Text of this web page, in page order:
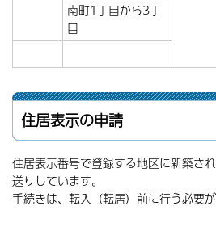
南町1丁目から3丁
目
住居表示の申請
住居表示番号で登録する地区に新築さ
送りしています。
手続きは、転入（転居）前に行う必要が